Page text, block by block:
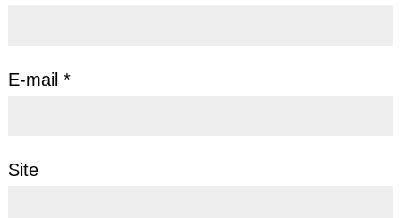
E-mail *
Site